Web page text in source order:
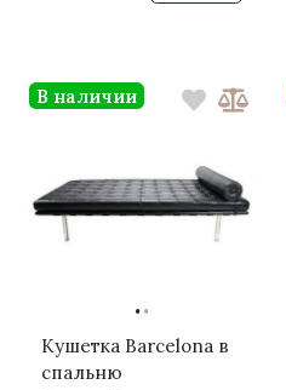
··
Кушетка Barcelona в
спальню
В наличии